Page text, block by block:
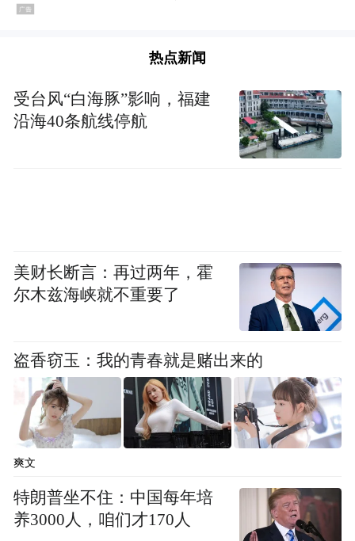
热点新闻
受台风“白海豚”影响，福建
沿海40条航线停航
美财长断言：再过两年，霍
尔木兹海峡就不重要了
盗香窃玉：我的青春就是赌出来的
爽文
特朗普坐不住：中国每年培
养3000人，咱们才170人